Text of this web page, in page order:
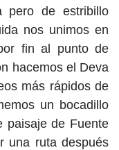
pero de estribillo
nos unimos en
fin al punto de
hacemos el Deva
más rápidos de
un bocadillo
paisaje de Fuente
una ruta después